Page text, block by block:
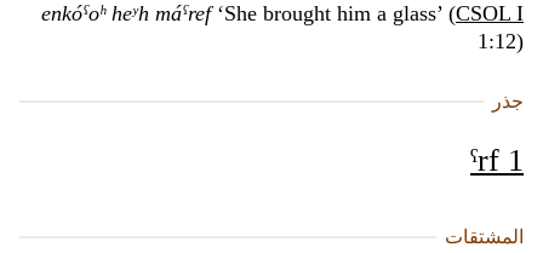
enkóˁoʰ heʸh máˁref‘She brought him a glass’ (CSOL I
1:12)
جذر
ˁrf 1
المشتقات